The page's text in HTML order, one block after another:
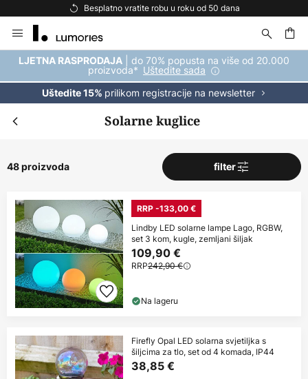
Besplatna dostava za kupnju iznad 69 €
to
Content
LJETNA RASPRODAJA | do 70% popusta na više od 20.000
proizvoda* Uštedite sada
Uštedite 15% prilikom registracije na newsletter
Solarne kuglice
48 proizvoda filter
RRP -133,00 €
Lindby LED solarne lampe Lago, RGBW,
set 3 kom, kugle, zemljani šiljak
109,90 €
RRP242,90 €
Na lageru
Firefly Opal LED solarna svjetiljka s
šiljcima za tlo, set od 4 komada, IP44
38,85 €